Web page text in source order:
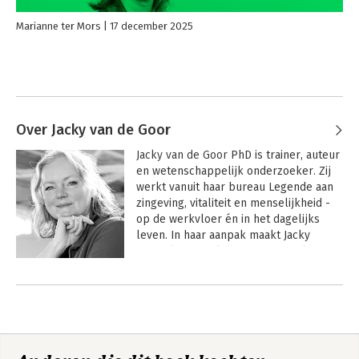
Marianne ter Mors 17 december 2025
Over Jacky van de Goor
Jacky van de Goor PhD is trainer, auteur
en wetenschappelijk onderzoeker. Zij
werkt vanuit haar bureau Legende aan
zingeving, vitaliteit en menselijkheid -
op de werkvloer én in het dagelijks
leven. In haar aanpak maakt Jacky
In 2021 promoveerde zij aan het
auteur van diverse boeken op het
Andere boeken door Jacky van de